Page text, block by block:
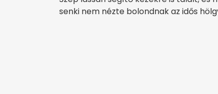
senki nem nézte bolondnak az idős